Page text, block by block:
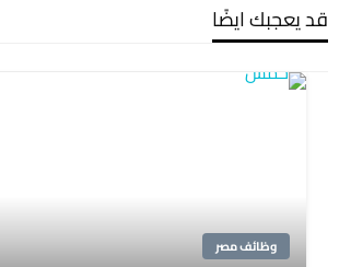
قد يعجبك ايضًا
وظائف مصر